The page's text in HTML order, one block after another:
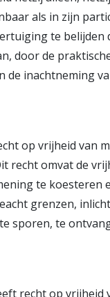
als in zijn
te belijden
door de
de inachtneming
op vrijheid van
recht omvat de
te koesteren
grenzen,
sporen, te
recht op vrijheid